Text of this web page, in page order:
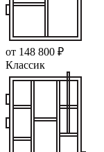
от 148 800 ₽
Классик